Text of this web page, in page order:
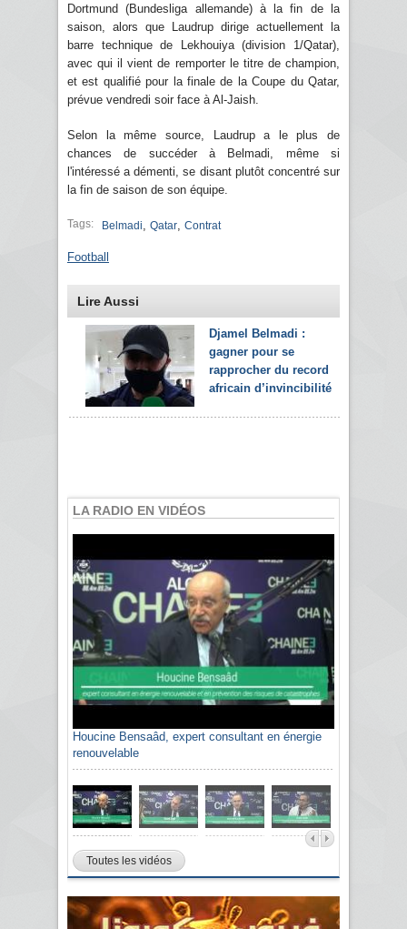
Dortmund (Bundesliga allemande) à la fin de la
saison, alors que Laudrup dirige actuellement la
barre technique de Lekhouiya (division 1/Qatar),
avec qui il vient de remporter le titre de champion,
et est qualifié pour la finale de la Coupe du Qatar,
prévue vendredi soir face à Al-Jaish.
Selon la même source, Laudrup a le plus de
chances de succéder à Belmadi, même si
l'intéressé a démenti, se disant plutôt concentré sur
la fin de saison de son équipe.
Tags: Belmadi Qatar Contrat
Football
Lire Aussi
Djamel Belmadi :
gagner pour se
rapprocher du record
africain d’invincibilité
LA RADIO EN VIDÉOS
Houcine Bensaâd, expert consultant en énergie
renouvelable
Toutes les vidéos